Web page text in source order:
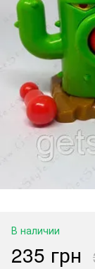
В наличии
235 грн